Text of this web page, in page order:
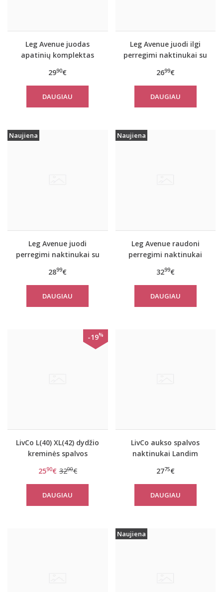
Leg Avenue juodas
apatinių komplektas
2990€
DAUGIAU
Leg Avenue juodi ilgi
perregimi naktinukai su
2699€
DAUGIAU
Naujiena
Leg Avenue juodi
perregimi naktinukai su
2899€
DAUGIAU
Naujiena
Leg Avenue raudoni
perregimi naktinukai
3299€
DAUGIAU
-19%
LivCo L(40) XL(42) dydžio
kreminės spalvos
chalatas SURI
2590€ 3200€
DAUGIAU
LivCo aukso spalvos
naktinukai Landim
2775€
DAUGIAU
Naujiena